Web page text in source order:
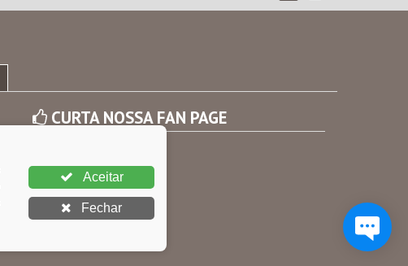
CURTA NOSSA FAN PAGE
Aceitar
Fechar